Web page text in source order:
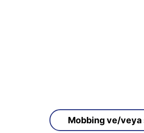
Mobbing ve/veya